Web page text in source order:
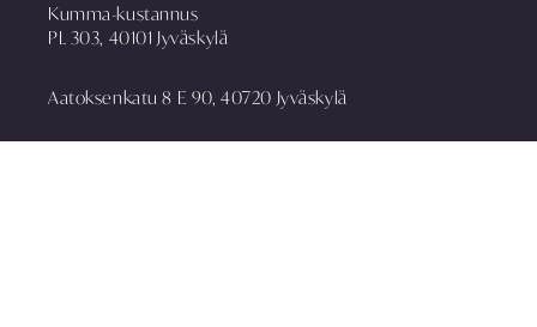
Kumma-kustannus
PL 303, 40101 Jyväskylä
Aatoksenkatu 8 E 90, 40720 Jyväskylä